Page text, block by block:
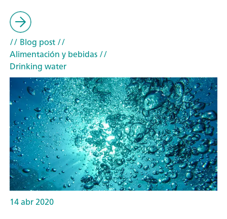
// Blog post//
Alimentación y bebidas//
Drinking water
14 abr 2020